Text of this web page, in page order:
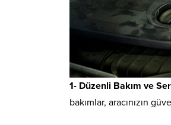
1- Düzenli Bakım ve
bakımlar, aracınızın